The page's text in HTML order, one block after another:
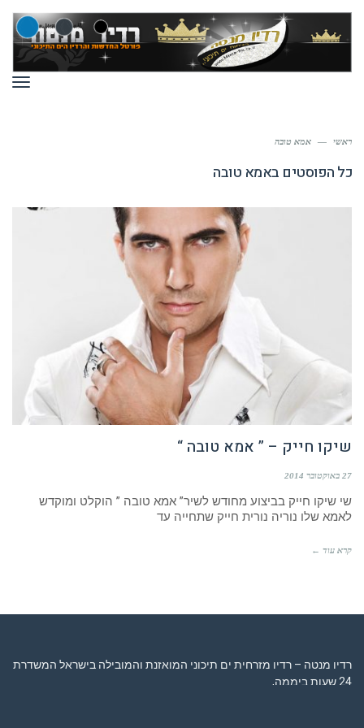
ראשי — אמא טובה
כל הפוסטים באמא טובה
שיקו חייק – ” אמא טובה “
27 באוקטובר 2014
שי שיקו חייק בביצוע מחודש לשיר” אמא טובה ” הוקלט ומוקדש
לאמא שלו נוריה נורית חייק שתחייה עד
קרא עוד ←
רדיו מנטה – רדיו מזרחית ים תיכוני המואזנת והמובילה בישראל המשדרת
24 שעות ביממה,